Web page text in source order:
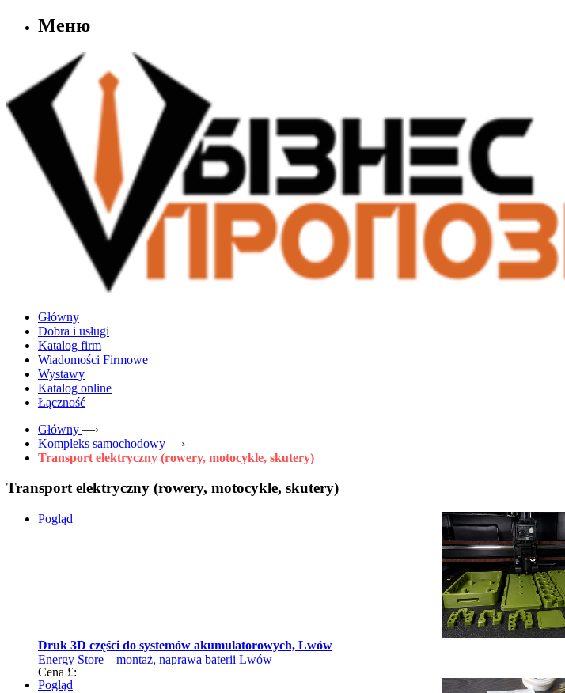
Меню
Główny
Dobra i usługi
Katalog firm
Wiadomości Firmowe
Wystawy
Katalog online
Łączność
Główny —›
Kompleks samochodowy —›
Transport elektryczny (rowery, motocykle, skutery)
Transport elektryczny (rowery, motocykle, skutery)
Pogląd
Druk 3D części do systemów akumulatorowych, Lwów
Energy Store – montaż, naprawa baterii Lwów
Cena £:
Pogląd